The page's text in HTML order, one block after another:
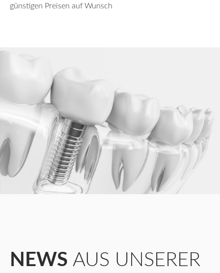
günstigen Preisen auf Wunsch
NEWS AUS UNSERER